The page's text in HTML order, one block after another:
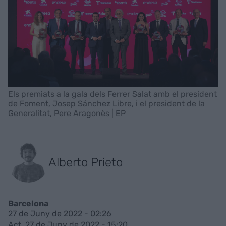
Els premiats a la gala dels Ferrer Salat amb el president
de Foment, Josep Sánchez Libre, i el president de la
Generalitat, Pere Aragonès | EP
Alberto Prieto
Barcelona
27 de Juny de 2022 - 02:26